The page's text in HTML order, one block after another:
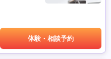
体験・相談予約